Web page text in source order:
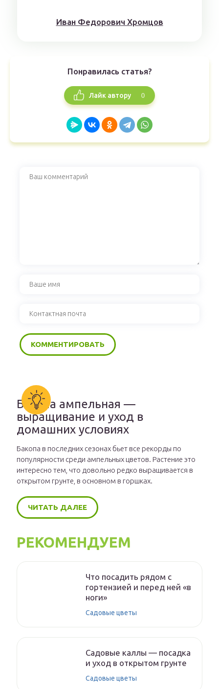
Иван Федорович Хромцов
Понравилась статья?
Лайк автору 0
Бакопа ампельная —
выращивание и уход в
домашних условиях
Бакопа в последних сезонах бьет все рекорды по
популярности среди ампельных цветов. Растение это
интересно тем, что довольно редко выращивается в
открытом грунте, в основном в горшках.
ЧИТАТЬ ДАЛЕЕ
РЕКОМЕНДУЕМ
Что посадить рядом с
гортензией и перед ней «в
ноги»
Садовые цветы
Садовые каллы — посадка
и уход в открытом грунте
Садовые цветы